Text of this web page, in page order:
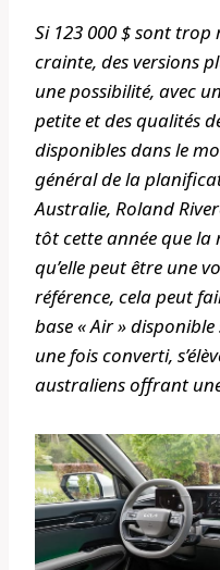
Si 123 000 $ sont trop
crainte, des versions
une possibilité, avec
petite et des qualités
disponibles dans le
général de la
Australie, Roland
tôt cette année que
qu’elle peut être une
référence, cela peut
base « Air »
une fois converti,
australiens offrant